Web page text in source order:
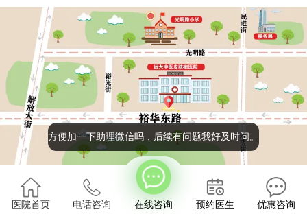
版权所有:石家庄远大中医皮肤病医院 2022
医院首页 电话咨询 在线咨询
方便加一下助理微信吗，后续有问题我好及时问。
预约医生 优惠咨询